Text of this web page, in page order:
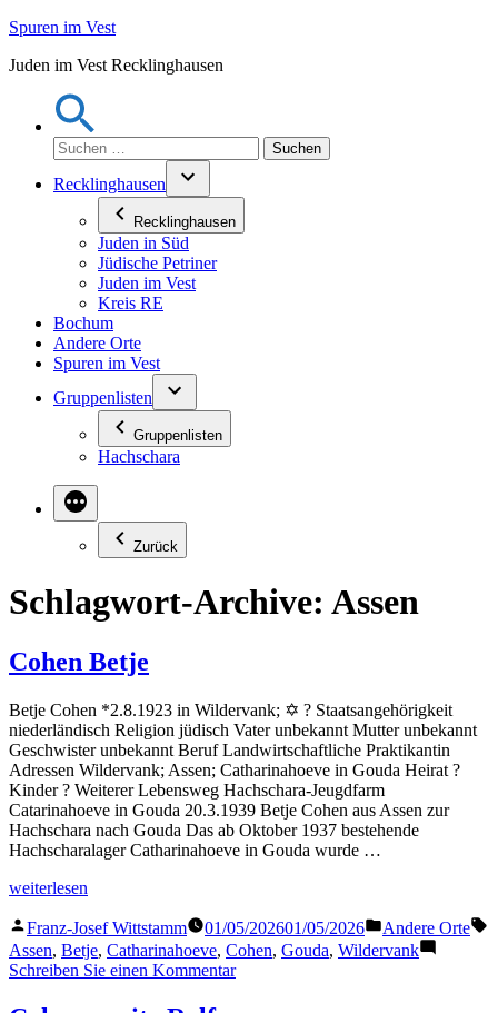
Zum
springen
Spuren im Vest
Juden im Vest Recklinghausen
Suchen
nach:
Recklinghausen
Recklinghausen
Juden in Süd
Jüdische Petriner
Juden im Vest
Kreis RE
Bochum
Andere Orte
Spuren im Vest
Gruppenlisten
Gruppenlisten
Hachschara
Zurück
Schlagwort-Archive: Assen
Cohen Betje
Betje Cohen *2.8.1923 in Wildervank; ✡ ? Staatsangehörigkeit
niederländisch Religion jüdisch Vater unbekannt Mutter unbekannt
Geschwister unbekannt Beruf Landwirtschaftliche Praktikantin
Adressen Wildervank; Assen; Catharinahoeve in Gouda Heirat ?
Kinder ? Weiterer Lebensweg Hachschara-Jeugdfarm
Catarinahoeve in Gouda 20.3.1939 Betje Cohen aus Assen zur
Hachschara nach Gouda Das ab Oktober 1937 bestehende
Hachscharalager Catharinahoeve in Gouda wurde …
„Cohen
weiterlesen
Veröffentlicht
von
Franz-Josef Wittstamm 01/05/202601/05/2026
Veröffentlicht
in
Andere Orte
Assen, Betje, Catharinahoeve, Cohen, Gouda, Wildervank
Schreiben Sie einen Kommentarzu